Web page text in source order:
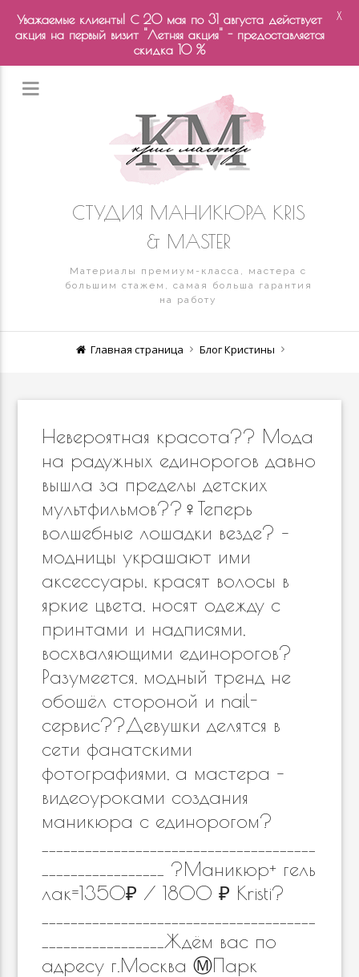
СТУДИЯ МАНИКЮРА KRIS
& MASTER
Материалы премиум-класса, мастера с
большим стажем, самая больша гарантия
на работу
Главная страница Блог Кристины
Невероятная красота?? Мода
на радужных единорогов давно
вышла за пределы детских
мультфильмов??‍♀️Теперь
волшебные лошадки везде? –
модницы украшают ими
аксессуары, красят волосы в
яркие цвета, носят одежду с
принтами и надписями,
восхваляющими единорогов?
Разумеется, модный тренд не
обошёл стороной и nail-
сервис??Девушки делятся в
сети фанатскими
фотографиями, а мастера –
видеоуроками создания
маникюра с единорогом?
_________________ ?Маникюр+ гель
лак=1350₽ / 1800 ₽ Kristi?
_________________Ждём вас по
адресу г.Москва Ⓜ️Парк
Уважаемые клиенты! С 20 мая по 31 августа действует
акция на первый визит "Летняя акция" - предоставляется
скидка 10 %
X